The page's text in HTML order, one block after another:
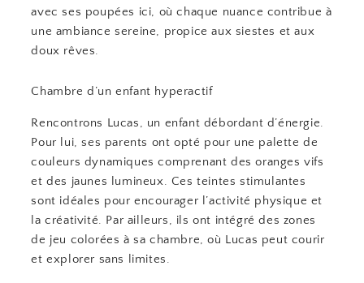
avec ses poupées ici, où chaque nuance contribue à
une ambiance sereine, propice aux siestes et aux
doux rêves.
Chambre d’un enfant hyperactif
Rencontrons Lucas, un enfant débordant d’énergie.
Pour lui, ses parents ont opté pour une palette de
couleurs dynamiques comprenant des oranges vifs
et des jaunes lumineux. Ces teintes stimulantes
sont idéales pour encourager l’activité physique et
la créativité. Par ailleurs, ils ont intégré des zones
de jeu colorées à sa chambre, où Lucas peut courir
et explorer sans limites.